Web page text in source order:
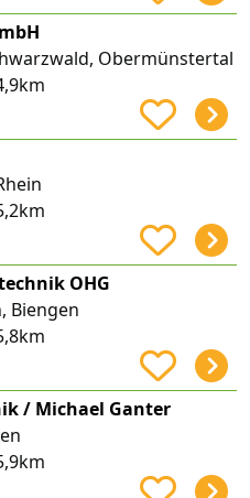
Obermünstertal
OHG
Biengen
/ Michael Ganter